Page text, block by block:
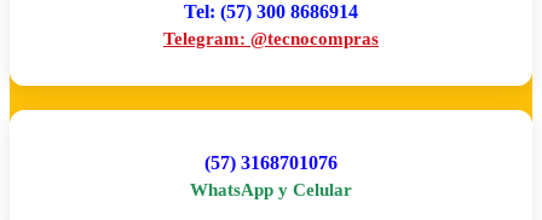
Tel: (57) 300 8686914
Telegram: @tecnocompras
(57) 3168701076
WhatsApp y Celular